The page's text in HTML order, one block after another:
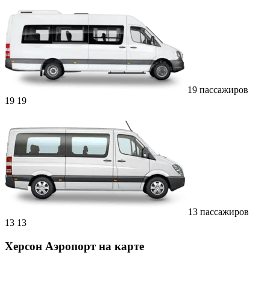
19 пассажиров
19 19
13 пассажиров
13 13
Херсон Аэропорт на карте